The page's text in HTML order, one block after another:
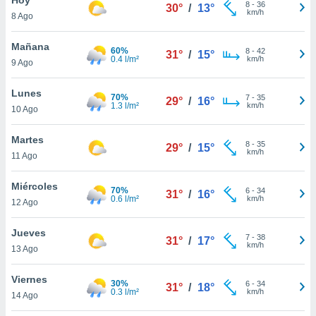
en
más
nuestra
de
cookies
aceptar
8 Ago
30° / 13° 8- 36
km/h
Mañana
9 Ago
60%
0.4 l/m²
31° / 15° 8- 42
km/h
Lunes
10 Ago
70%
1.3 l/m²
29° / 16° 7- 35
km/h
Martes
11 Ago
29° / 15° 8- 35
km/h
Miércoles
12 Ago
70%
0.6 l/m²
31° / 16° 6- 34
km/h
Jueves
13 Ago
31° / 17° 7- 38
km/h
Viernes
14 Ago
30%
0.3 l/m²
31° / 18° 6- 34
km/h